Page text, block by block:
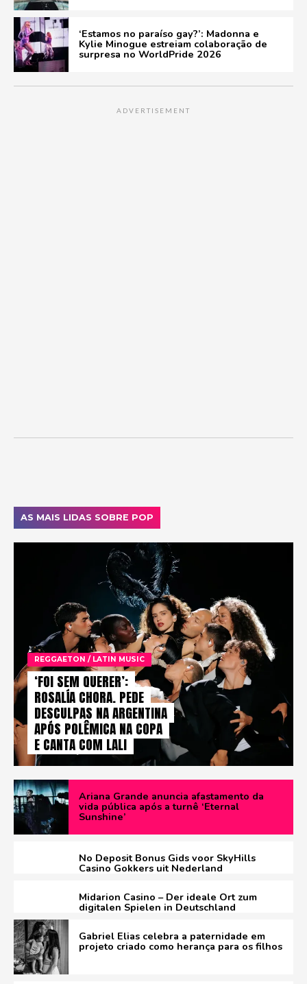
‘Estamos no paraíso gay?’: Madonna e
Kylie Minogue estreiam colaboração de
surpresa no WorldPride 2026
ADVERTISEMENT
AS MAIS LIDAS SOBRE POP
REGGAETON / LATIN MUSIC
‘FOI SEM QUERER’:
ROSALÍA CHORA, PEDE
DESCULPAS NA ARGENTINA
APÓS POLÊMICA NA COPA
E CANTA COM LALI
Ariana Grande anuncia afastamento da
vida pública após a turnê ‘Eternal
Sunshine’
No Deposit Bonus Gids voor SkyHills
Casino Gokkers uit Nederland
Midarion Casino – Der ideale Ort zum
digitalen Spielen in Deutschland
Gabriel Elias celebra a paternidade em
projeto criado como herança para os filhos